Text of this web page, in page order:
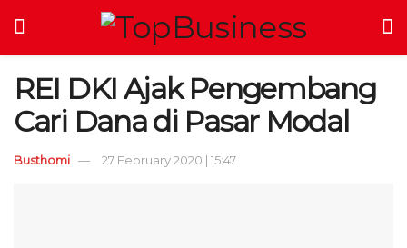
REI DKI Ajak Pengembang
Cari Dana di Pasar Modal
Busthomi 27 February 2020 | 15:47